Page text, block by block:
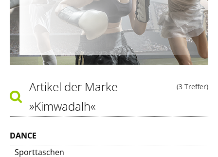
(3 Treffer)
Artikel der Marke
»Kimwadalh«
DANCE
Sporttaschen